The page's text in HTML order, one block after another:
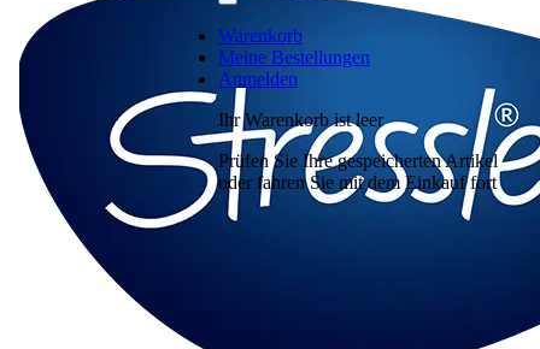
Warenkorb
Meine Bestellungen
Anmelden
Ihr Warenkorb ist leer
Prüfen Sie Ihre gespeicherten Artikel
oder fahren Sie mit dem Einkauf fort